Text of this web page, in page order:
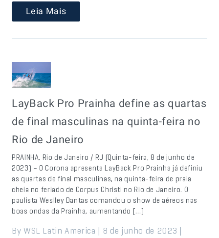
Leia Mais
LayBack Pro Prainha define as quartas
de final masculinas na quinta-feira no
Rio de Janeiro
PRAINHA, Rio de Janeiro / RJ (Quinta-feira, 8 de junho de
2023) – O Corona apresenta LayBack Pro Prainha já definiu
as quartas de final masculinas, na quinta-feira de praia
cheia no feriado de Corpus Christi no Rio de Janeiro. O
paulista Weslley Dantas comandou o show de aéreos nas
boas ondas da Prainha, aumentando […]
By WSL Latin America | 8 de junho de 2023 |